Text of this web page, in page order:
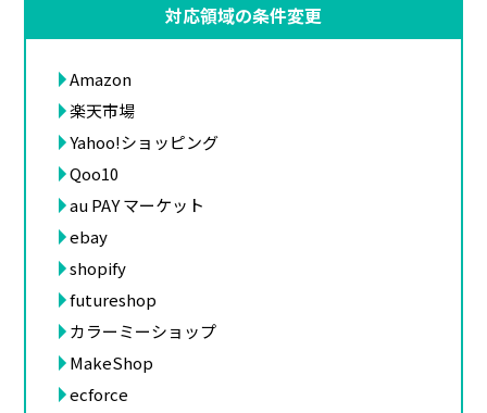
対応領域の条件変更
Amazon
楽天市場
Yahoo!ショッピング
Qoo10
au PAY マーケット
ebay
shopify
futureshop
カラーミーショップ
MakeShop
ecforce